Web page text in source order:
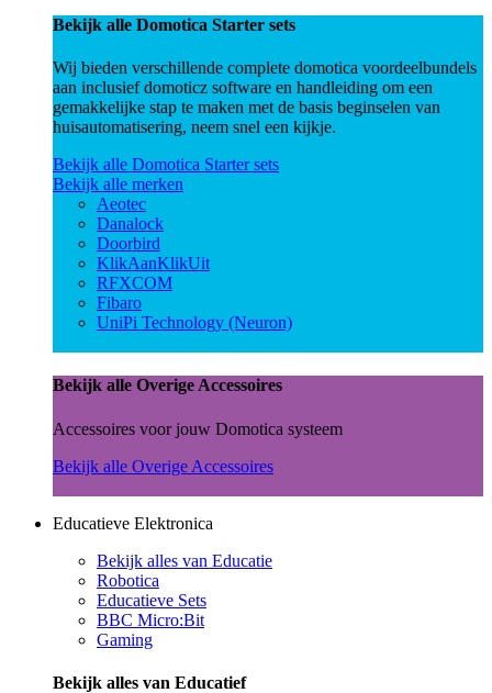
Bekijk alle Domotica Starter sets
Wij bieden verschillende complete domotica voordeelbundels
aan inclusief domoticz software en handleiding om een
gemakkelijke stap te maken met de basis beginselen van
huisautomatisering, neem snel een kijkje.
Bekijk alle Domotica Starter sets
Bekijk alle merken
Aeotec
Danalock
Doorbird
KlikAanKlikUit
RFXCOM
Fibaro
UniPi Technology (Neuron)
Bekijk alle Overige Accessoires
Accessoires voor jouw Domotica systeem
Bekijk alle Overige Accessoires
Educatieve Elektronica
Bekijk alles van Educatie
Robotica
Educatieve Sets
BBC Micro:Bit
Gaming
Bekijk alles van Educatief